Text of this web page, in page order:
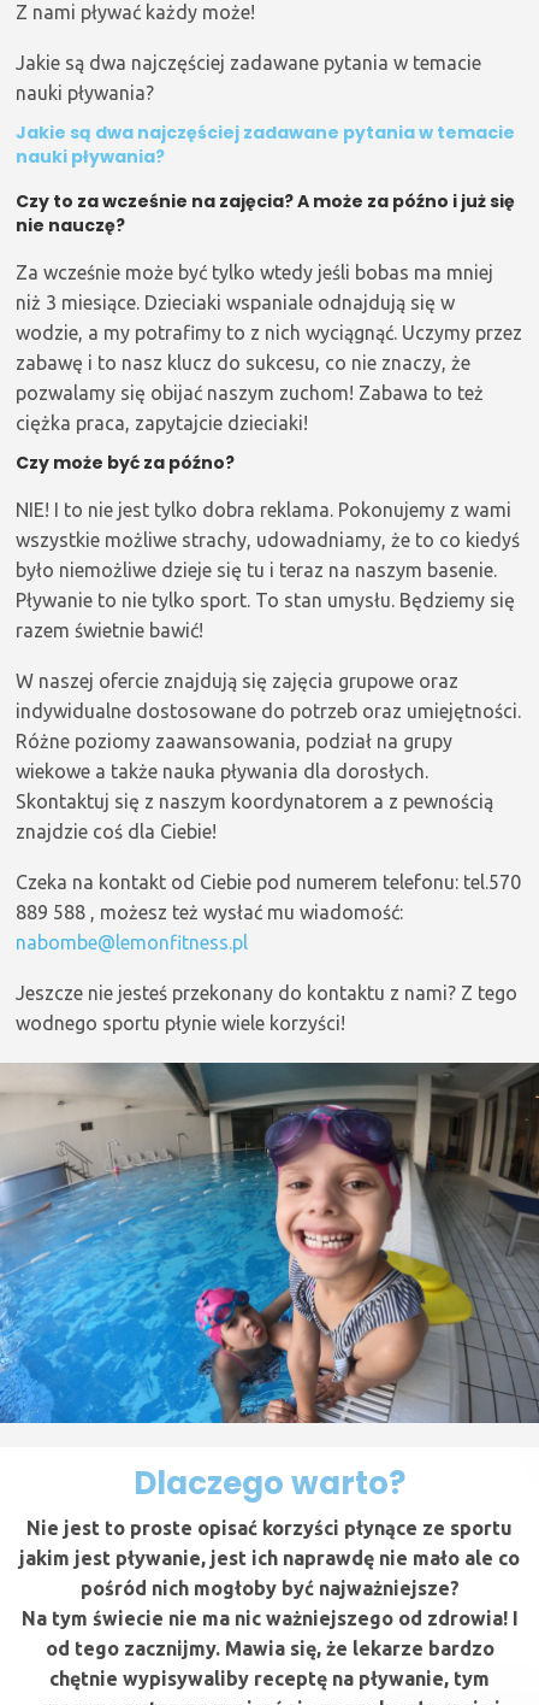
Z nami pływać każdy może!
Jakie są dwa najczęściej zadawane pytania w temacie
nauki pływania?
Jakie są dwa najczęściej zadawane pytania w temacie
nauki pływania?
Czy to za wcześnie na zajęcia? A może za późno i już się
nie nauczę?
Za wcześnie może być tylko wtedy jeśli bobas ma mniej
niż 3 miesiące. Dzieciaki wspaniale odnajdują się w
wodzie, a my potrafimy to z nich wyciągnąć. Uczymy przez
zabawę i to nasz klucz do sukcesu, co nie znaczy, że
pozwalamy się obijać naszym zuchom! Zabawa to też
ciężka praca, zapytajcie dzieciaki!
Czy może być za późno?
NIE! I to nie jest tylko dobra reklama. Pokonujemy z wami
wszystkie możliwe strachy, udowadniamy, że to co kiedyś
było niemożliwe dzieje się tu i teraz na naszym basenie.
Pływanie to nie tylko sport. To stan umysłu. Będziemy się
razem świetnie bawić!
W naszej ofercie znajdują się zajęcia grupowe oraz
indywidualne dostosowane do potrzeb oraz umiejętności.
Różne poziomy zaawansowania, podział na grupy
wiekowe a także nauka pływania dla dorosłych.
Skontaktuj się z naszym koordynatorem a z pewnością
znajdzie coś dla Ciebie!
Czeka na kontakt od Ciebie pod numerem telefonu: tel.570
889 588 , możesz też wysłać mu wiadomość:
nabombe@lemonfitness.pl
Jeszcze nie jesteś przekonany do kontaktu z nami? Z tego
wodnego sportu płynie wiele korzyści!
Dlaczego warto?
Nie jest to proste opisać korzyści płynące ze sportu
jakim jest pływanie, jest ich naprawdę nie mało ale co
pośród nich mogłoby być najważniejsze?
Na tym świecie nie ma nic ważniejszego od zdrowia! I
od tego zacznijmy. Mawia się, że lekarze bardzo
chętnie wypisywaliby receptę na pływanie, tym